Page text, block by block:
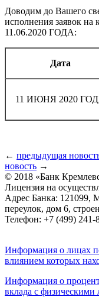
Доводим до Вашего
исполнения заявок
11.06.2020 ГОДА:
Дата
11 ИЮНЯ 2020
← предыдущая
новость →
© 2018 «Банк
Лицензия на
Адрес Банка: 121099,
переулок, дом 6,
Телефон: +7 (499) 241-
Информация о лицах
влиянием которых
Информация о
вклада с физическими